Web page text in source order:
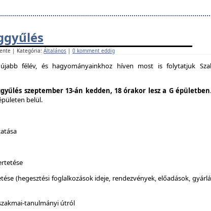
| Kategória: Általános | 0 komment eddig
félév, és hagyományainkhoz híven most is folytatjuk
szeptember 13-án kedden, 18 órakor lesz a G épületben
belül.
(hegesztési foglalkozások ideje, rendezvények, előadások,
tanulmányi útról